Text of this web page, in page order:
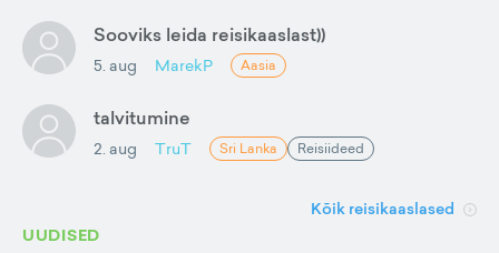
Sooviks leida reisikaaslast))
5. aug MarekP Aasia
talvitumine
2. aug TruT Sri Lanka Reisiideed
Kõik reisikaaslased
UUDISED